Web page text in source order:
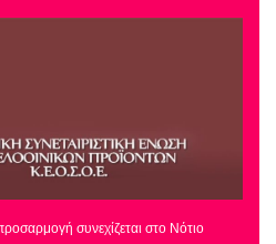
συνεχίζεται στο Νότιο